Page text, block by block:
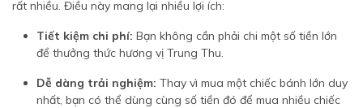
rất nhiều. Điều này mang lại nhiều lợi ích:
Tiết kiệm chi phí: Bạn không cần phải chi một số tiền lớn
để thưởng thức hương vị Trung Thu.
Dễ dàng trải nghiệm: Thay vì mua một chiếc bánh lớn duy
nhất, bạn có thể dùng cùng số tiền đó để mua nhiều chiếc